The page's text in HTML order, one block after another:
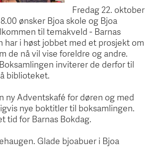
Fredag 22. oktober
ønsker Bjoa skole og Bjoa
til temakveld - Barnas
har i høst jobbet med et prosjekt om
de nå vil vise foreldre og andre.
inviterer de derfor til
biblioteket.
ny Adventskafé for døren og med
nye boktitler til boksamlingen.
tid for Barnas Bokdag.
Glade bjoabuer i Bjoa